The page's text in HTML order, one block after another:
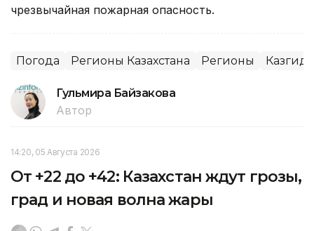
чрезвычайная пожарная опасность.
Погода Регионы Казахстана Регионы
Гульмира Байзакова
Автор
14:20, 05 Августа 2026
От +22 до +42: Казахстан ждут грозы,
град и новая волна жары